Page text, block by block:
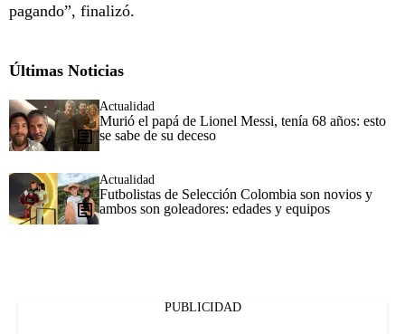
pagando”, finalizó.
Últimas Noticias
Actualidad
Murió el papá de Lionel Messi, tenía 68 años: esto
se sabe de su deceso
Actualidad
Futbolistas de Selección Colombia son novios y
ambos son goleadores: edades y equipos
PUBLICIDAD